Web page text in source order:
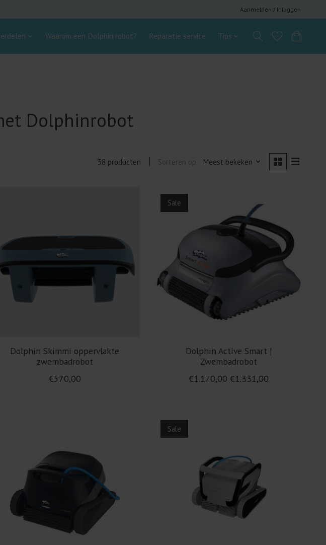
Aanmelden / Inloggen
Waarom een Dolphin robot? Reparatie service Tips
Dolphinrobot
38 producten Sorteren op Meest bekeken
Dolphin Skimmi oppervlakte
zwembadrobot
€570,00
Sale
Dolphin Active Smart |
Zwembadrobot
€1.170,00 €1.331,00
Sale